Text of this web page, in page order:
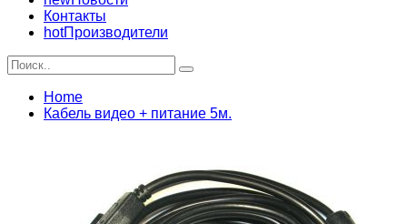
Контакты
hotПроизводители
Home
Кабель видео + питание 5м.